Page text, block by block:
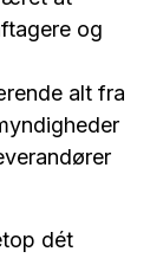
og
alt fra
dét